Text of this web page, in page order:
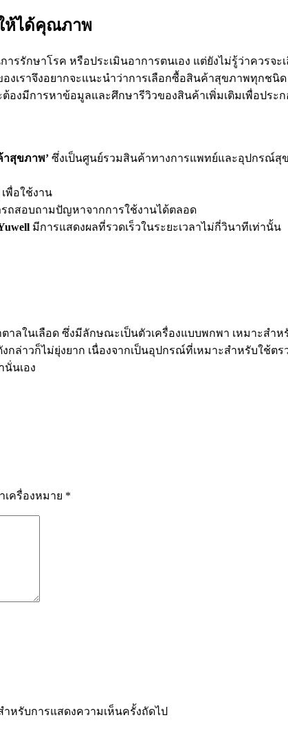
ให้ได้คุณภาพ
รรักษาโรค หรือประเมินอาการตนเอง แต่ยังไม่รู้ว่าควรจ
งเราจึงอยากจะแนะนำว่าการเลือกซื้อสินค้าสุขภาพทุกช
องมีการหาข้อมูลและศึกษารีวิวของสินค้าเพิ่มเติมเพื่อปร
าสุขภาพ’ ซึ่งเป็นศูนย์รวมสินค้าทางการแพทย์และอุปกรณ์สุ
พื่อใช้งาน
ถสอบถามปัญหาจากการใช้งานได้ตลอด
มีการแสดงผลที่รวดเร็วในระยะเวลาไม่กี่วินาทีเท่านั้น
าลในเลือด ซึ่งมีลักษณะเป็นตัวเครื่องแบบพกพา เหมาะสำ
กล่าวก็ไม่ยุ่งยาก เนื่องจากเป็นอุปกรณ์ที่เหมาะสำหรับใช้ต
นั่นเอง
เครื่องหมาย *
หรับการแสดงความเห็นครั้งถัดไป